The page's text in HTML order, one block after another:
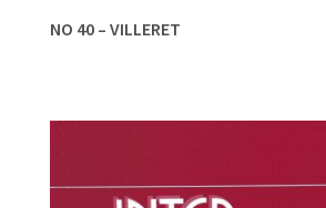
NO 40 – VILLERET